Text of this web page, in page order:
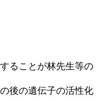
ることが林先生等の
後の遺伝子の活性化